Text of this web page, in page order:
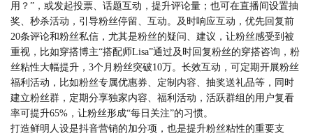
用？”，或发起投票、话题互动，提升评论量；也可在直播间设置抽
奖、秒杀活动，引导粉丝停留、互动。及时响应互动，优先回复前
20条评论和粉丝私信，尤其是粉丝的疑问、建议，让粉丝感受到被
重视，比如穿搭博主“搭配师Lisa”通过及时回复粉丝的穿搭咨询，粉
丝粘性大幅提升，3个月粉丝突破10万。长效互动，可定期开展粉丝
福利活动，比如粉丝专属优惠券、定制内容、抽奖送礼品等，同时
建立粉丝群，定期分享独家内容、福利活动，活跃群组的用户复看
率可提升65%，让粉丝形成“每日关注”的习惯。
打造鲜明人设是抖音营销的加分项，也是提升粉丝粘性的重要支